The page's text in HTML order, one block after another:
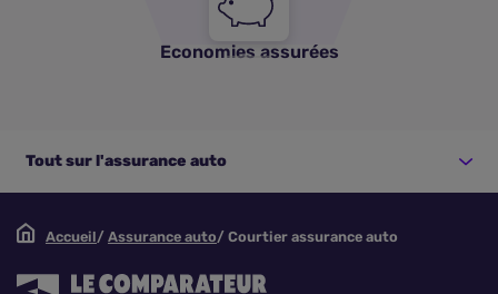
Economies assurées
Tout sur l'assurance auto
Accueil Assurance auto Courtier assurance auto